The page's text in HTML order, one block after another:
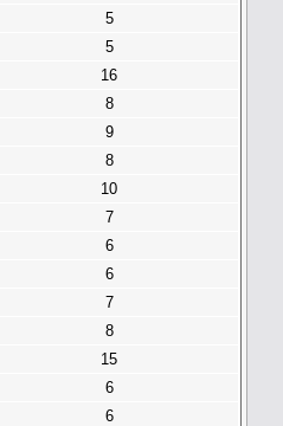
5
5
16
8
9
8
10
7
6
6
7
8
15
6
6